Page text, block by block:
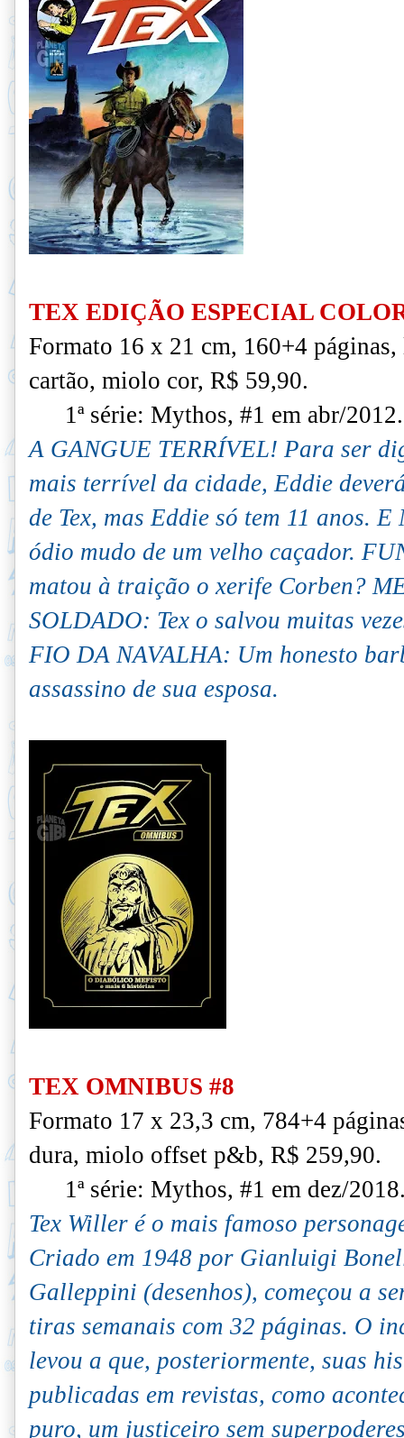
TEX EDIÇÃO ESPECIAL
Formato 16 x 21 cm, 160+4 páginas,
cartão, miolo cor, R$ 59,90.
1ª série: Mythos, #1 em abr/2012.
A GANGUE TERRÍVEL! Para ser
mais terrível da cidade, Eddie
de Tex, mas Eddie só tem 11 anos.
ódio mudo de um velho caçador.
matou à traição o xerife Corben?
SOLDADO: Tex o salvou muitas
FIO DA NAVALHA: Um honesto
assassino de sua esposa.
TEX OMNIBUS #8
Formato 17 x 23,3 cm, 784+4
dura, miolo offset p&b, R$ 259,90.
1ª série: Mythos, #1 em dez/
Tex Willer é o mais famoso
Criado em 1948 por Gianluigi
Galleppini (desenhos), começou a
tiras semanais com 32 páginas. O
levou a que, posteriormente, suas
publicadas em revistas, como
puro, um justiceiro sem